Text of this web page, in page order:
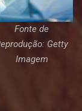
Fonte de
Getty
Imagem